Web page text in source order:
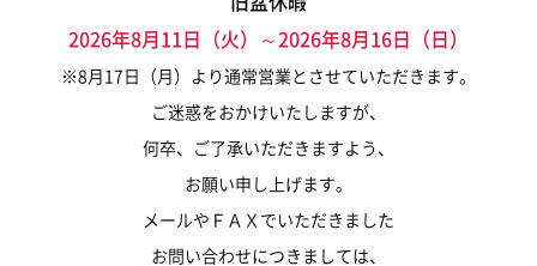
2026年8月11日（火）～2026年8月16日（日）
※8月17日（月）より通常営業とさせていただきます。
ご迷惑をおかけいたしますが、
何卒、ご了承いただきますよう、
お願い申し上げます。
メールやＦＡＸでいただきました
お問い合わせにつきましては、